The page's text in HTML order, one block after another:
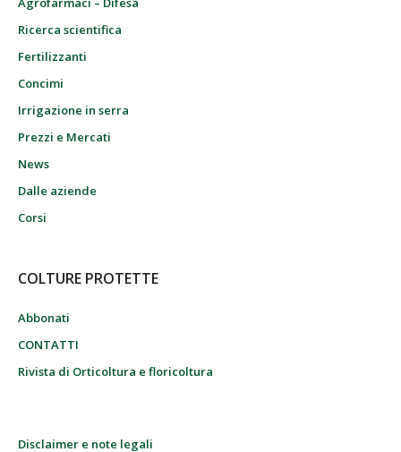
Ricerca scientifica
Fertilizzanti
Concimi
Irrigazione in serra
Prezzi e Mercati
News
Dalle aziende
Corsi
COLTURE PROTETTE
Abbonati
CONTATTI
Rivista di Orticoltura e floricoltura
Disclaimer e note legali